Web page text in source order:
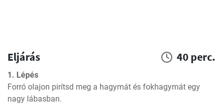
Eljárás 40 perc.
1. Lépés
Forró olajon pirítsd meg a hagymát és fokhagymát egy
nagy lábasban.